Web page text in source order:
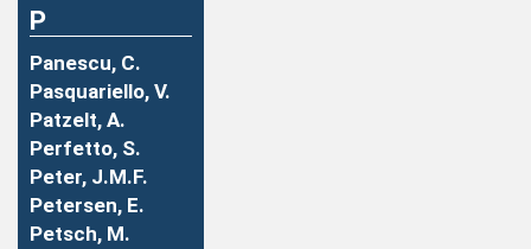
P
Panescu, C.
Pasquariello, V.
Patzelt, A.
Perfetto, S.
Peter, J.M.F.
Petersen, E.
Petsch, M.